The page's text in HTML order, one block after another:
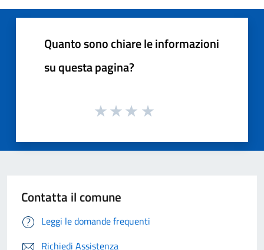
Quanto sono chiare le informazioni
su questa pagina?
Contatta il comune
Leggi le domande frequenti
Richiedi Assistenza